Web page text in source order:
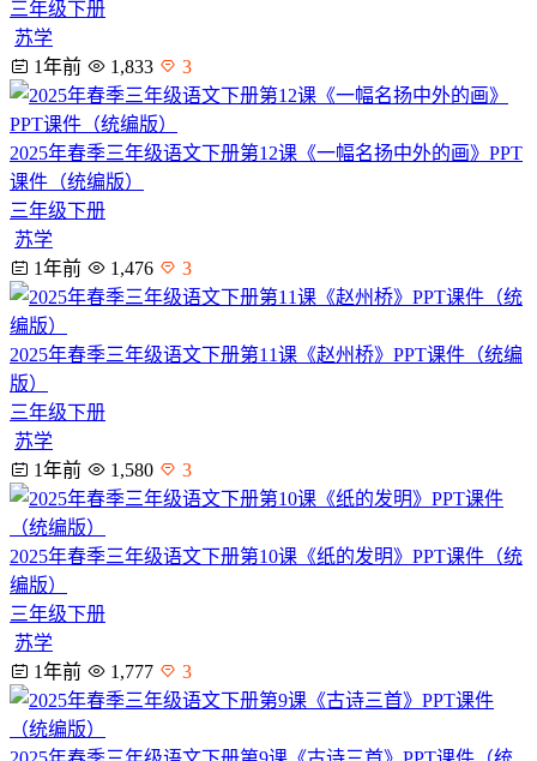
三年级下册
苏学
1年前
1,833 3
2025年春季三年级语文下册第12课《一幅名扬中外的画》PPT
课件（统编版）
三年级下册
苏学
1年前
1,476 3
2025年春季三年级语文下册第11课《赵州桥》PPT课件（统编
版）
三年级下册
苏学
1年前
1,580 3
2025年春季三年级语文下册第10课《纸的发明》PPT课件（统
编版）
三年级下册
苏学
1年前
1,777 3